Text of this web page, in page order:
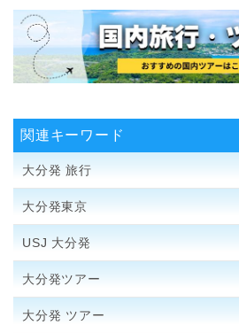
関連キーワード
大分発 旅行
大分発東京
USJ 大分発
大分発ツアー
大分発 ツアー